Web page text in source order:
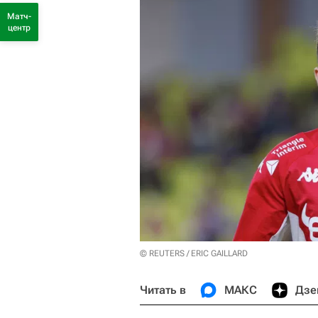
© REUTERS / ERIC GAILLARD
Читать в МАКС
Матч-
центр